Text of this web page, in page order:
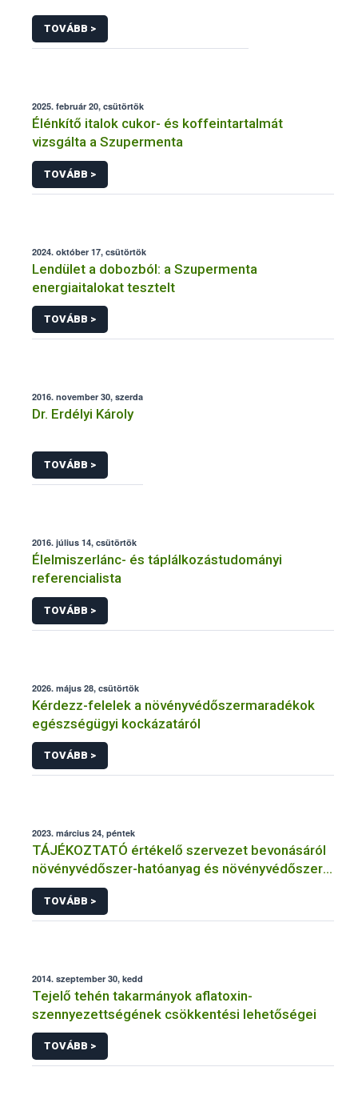
TOVÁBB >
2025. február 20, csütörtök
Élénkítő italok cukor- és koffeintartalmát
vizsgálta a Szupermenta
TOVÁBB >
2024. október 17, csütörtök
Lendület a dobozból: a Szupermenta
energiaitalokat tesztelt
TOVÁBB >
2016. november 30, szerda
Dr. Erdélyi Károly
TOVÁBB >
2016. július 14, csütörtök
Élelmiszerlánc- és táplálkozástudományi
referencialista
TOVÁBB >
2026. május 28, csütörtök
Kérdezz-felelek a növényvédőszermaradékok
egészségügyi kockázatáról
TOVÁBB >
2023. március 24, péntek
TÁJÉKOZTATÓ értékelő szervezet bevonásáról
növényvédőszer-hatóanyag és növényvédőszer
engedélyezésére, továbbá a meglévő engedély
meghosszabbítására vagy módosítására irányuló
eljárásba
TOVÁBB >
2014. szeptember 30, kedd
Tejelő tehén takarmányok aflatoxin-
szennyezettségének csökkentési lehetőségei
TOVÁBB >